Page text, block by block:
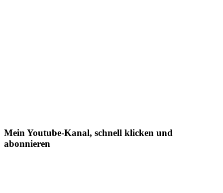
Mein Youtube-Kanal, schnell klicken und
abonnieren